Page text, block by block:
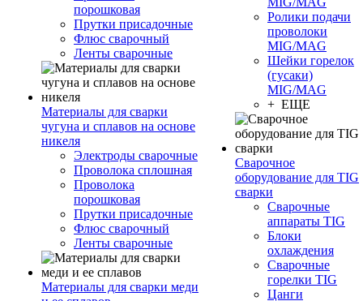
порошковая
Прутки присадочные
Флюс сварочный
Ленты сварочные
Материалы для сварки
чугуна и сплавов на основе
никеля
Электроды сварочные
Проволока сплошная
Проволока
порошковая
Прутки присадочные
Флюс сварочный
Ленты сварочные
Материалы для сварки меди
Ролики подачи
проволоки
MIG/MAG
Шейки горелок
(гусаки)
MIG/MAG
+ ЕЩЕ
Сварочное
оборудование для TIG
сварки
Сварочные
аппараты TIG
Блоки
охлаждения
Сварочные
горелки TIG
Цанги